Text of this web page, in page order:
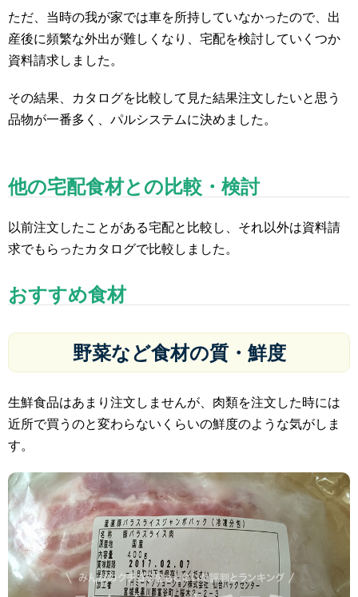
ただ、当時の我が家では車を所持していなかったので、出
産後に頻繁な外出が難しくなり、宅配を検討していくつか
資料請求しました。
その結果、カタログを比較して見た結果注文したいと思う
品物が一番多く、パルシステムに決めました。
他の宅配食材との比較・検討
以前注文したことがある宅配と比較し、それ以外は資料請
求でもらったカタログで比較しました。
おすすめ食材
野菜など食材の質・鮮度
生鮮食品はあまり注文しませんが、肉類を注文した時には
近所で買うのと変わらないくらいの鮮度のような気がしま
す。